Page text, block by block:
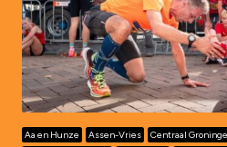
Aa en Hunze Assen-Vries Centraal